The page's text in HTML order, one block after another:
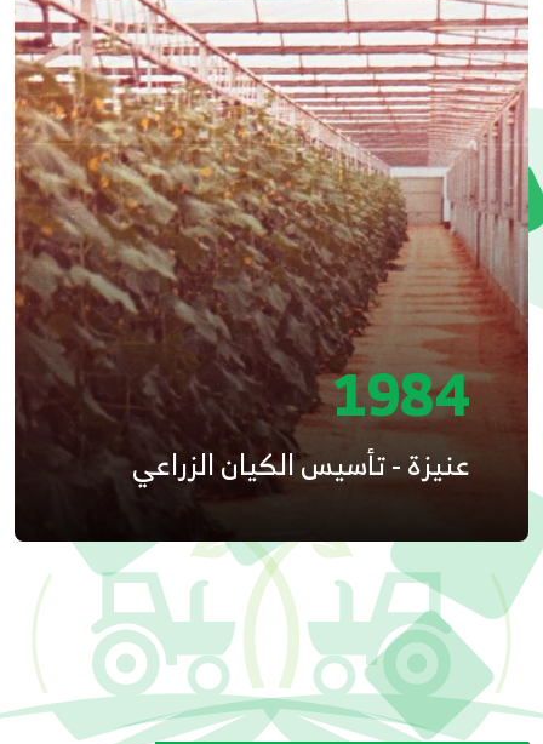
1984
عنيزة - تأسيس الكيان الزراعي